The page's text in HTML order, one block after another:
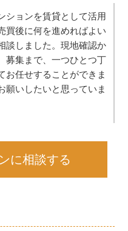
ションを賃貸として活用
買後に何を進めればよい
談しました。現地確認か
募集まで、一つひとつ丁
お任せすることができま
願いしたいと思っていま
に相談する